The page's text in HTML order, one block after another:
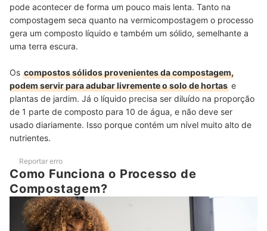
pode acontecer de forma um pouco mais lenta. Tanto na
compostagem seca quanto na vermicompostagem o processo
gera um composto líquido e também um sólido, semelhante a
uma terra escura.
Os compostos sólidos provenientes da compostagem,
podem servir para adubar livremente o solo de hortas e
plantas de jardim. Já o líquido precisa ser diluído na proporção
de 1 parte de composto para 10 de água, e não deve ser
usado diariamente. Isso porque contém um nível muito alto de
nutrientes.
Reportar erro
Como Funciona o Processo de
Compostagem?